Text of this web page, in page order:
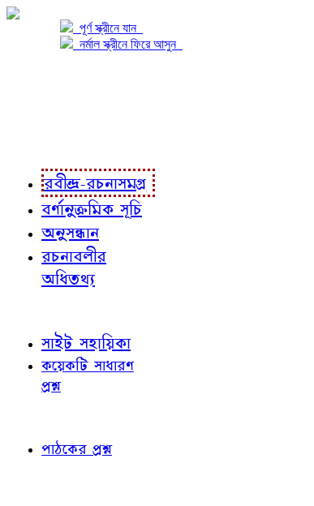
পূর্ণ স্ক্রীনে যান
নর্মাল স্ক্রীনে ফিরে আসুন
রবীন্দ্র-রচনাসমগ্র
বর্ণানুক্রমিক সূচি
অনুসন্ধান
রচনাবলীর
অধিতথ্য
সাইট সহায়িকা
কয়েকটি সাধারণ
প্রশ্ন
পাঠকের প্রশ্ন